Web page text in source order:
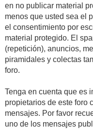
en no publicar material
menos que usted sea el
el consentimiento por
material protegido. El
(repetición), anuncios,
piramidales y colectas
foro.
Tenga en cuenta que es
propietarios de este foro
mensajes. Por favor
uno de los mensajes